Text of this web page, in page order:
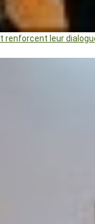
renforcent leur